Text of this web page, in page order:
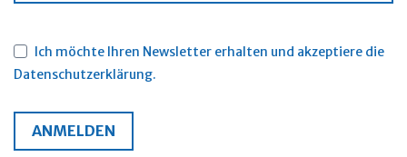
Ich möchte Ihren Newsletter erhalten und akzeptiere die
Datenschutzerklärung.
ANMELDEN